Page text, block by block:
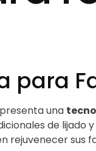
para
una
de lijado